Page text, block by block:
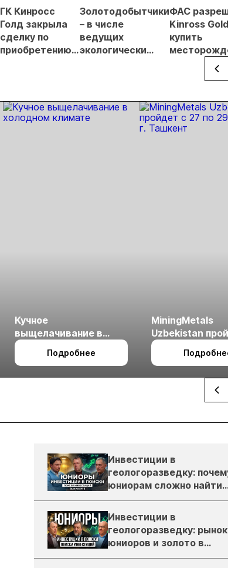
ГК Кинросс
Голд закрыла
сделку по
приобретению
Золотодобытчики
– в числе
ведущих
экологически
ФАС
Kinross Gold
купить
в
Кучное
выщелачивание в
холодном климате
Подробнее
MiningMetals
Uzbekistan
27 по 29
Ташкент
Инвестиции в
геологоразведку:
юниорам сложно найти
деньги
Инвестиции в
геологоразведку: рынок
юниоров и золото в
России